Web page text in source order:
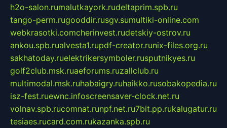
h2o-salon.rumalutkayork.rudeltaprim.spb.ru
tango-perm.rugooddir.rusgv.sumultiki-online.com
webkrasotki.comcherinvest.rudetskiy-ostrov.ru
ankou.spb.rualvesta1.rupdf-creator.runix-files.org.ru
sakhatoday.ruelektrikersymboler.rusputnikyes.ru
golf2club.msk.ruaeforums.ruzallclub.ru
multimodal.msk.ruhabaigry.ruhaikko.rusobakopedia.ru
isz-fest.ruewnc.infoscreensaver-clock.net.ru
volnav.spb.rucomnat.runpf.net.ru7bit.pp.rukalugatur.ru
tesiaes.rucard.com.rukazanka.spb.ru